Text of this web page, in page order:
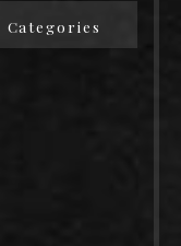
Categories